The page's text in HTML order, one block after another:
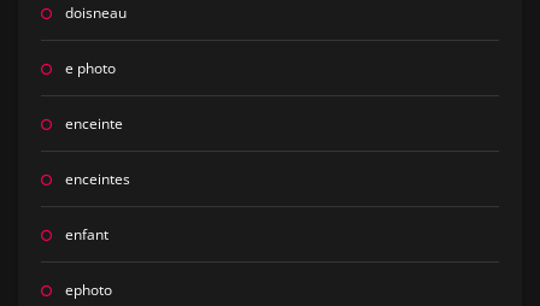
doisneau
e photo
enceinte
enceintes
enfant
ephoto